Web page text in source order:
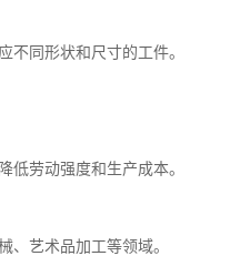
同形状和尺寸的工件。
劳动强度和生产成本。
艺术品加工等领域。